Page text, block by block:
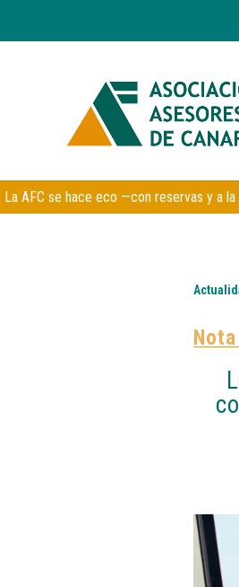
La AFC se hace eco —con reservas y a